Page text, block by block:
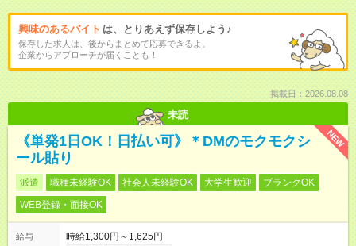
興味のあるバイト は、とりあえず保存しよう♪
保存した求人は、後からまとめて応募できるよ。
企業からアプローチが届くことも！
掲載日：2026.08.08
未読
NEW
《単発1日OK！日払い可》＊DMのモクモクシ
ール貼り
派遣 職種未経験OK 社会人未経験OK 大学生歓迎
ブランクOK
WEB登録・面接OK
給与
時給1,300円～1,625円